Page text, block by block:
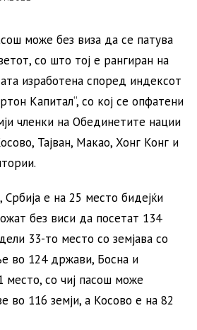
може без виза да се патува
со што тој е рангиран на
изработена според индексот
Капитал“, со кој се опфатени
членки на Обединетите нации
Тајван, Макао, Хонг Конг и
е на 25 место бидејќи
без виси да посетат 134
33-то место со земјава со
во 124 држави, Босна и
место, со чиј пасош може
во 116 земји, а Косово е на 82